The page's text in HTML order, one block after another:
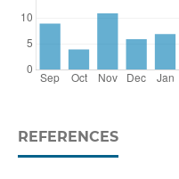
REFERENCES